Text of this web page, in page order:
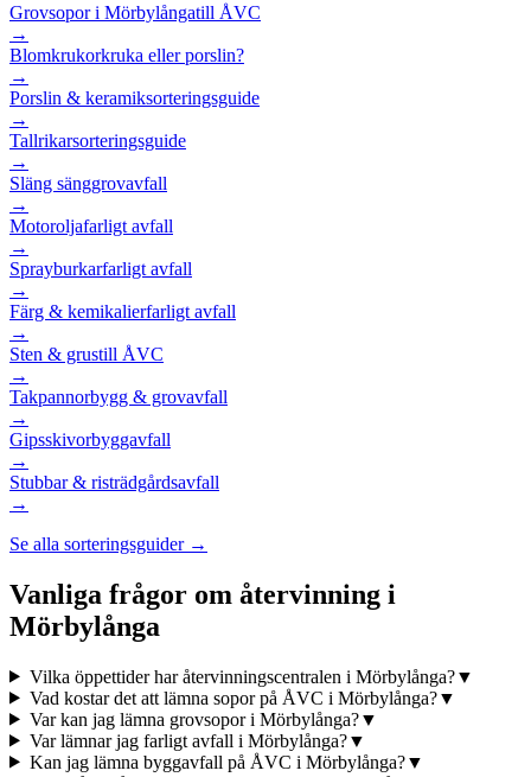
Grovsopor i Mörbylångatill ÅVC
→
Blomkrukorkruka eller porslin?
→
Porslin & keramiksorteringsguide
→
Tallrikarsorteringsguide
→
Släng sänggrovavfall
→
Motoroljafarligt avfall
→
Sprayburkarfarligt avfall
→
Färg & kemikalierfarligt avfall
→
Sten & grustill ÅVC
→
Takpannorbygg & grovavfall
→
Gipsskivorbyggavfall
→
Stubbar & risträdgårdsavfall
→
Se alla sorteringsguider →
Vanliga frågor om återvinning i
Mörbylånga
Vilka öppettider har återvinningscentralen i Mörbylånga?▼
Vad kostar det att lämna sopor på ÅVC i Mörbylånga?▼
Var kan jag lämna grovsopor i Mörbylånga?▼
Var lämnar jag farligt avfall i Mörbylånga?▼
Kan jag lämna byggavfall på ÅVC i Mörbylånga?▼